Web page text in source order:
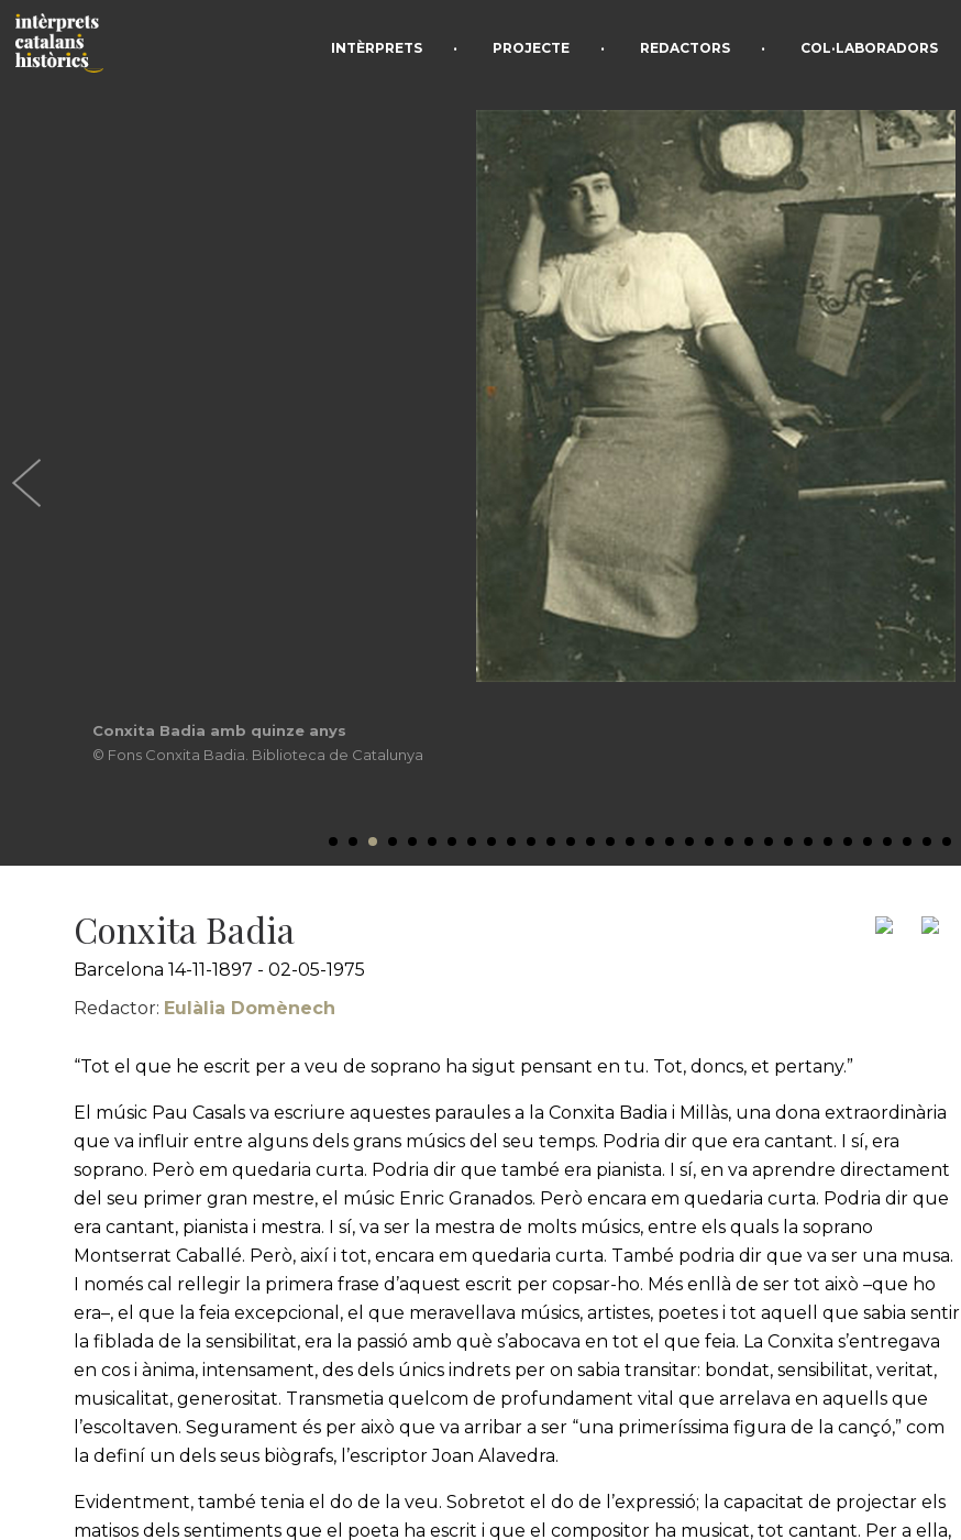
INTÈRPRETS • PROJECTE • REDACTORS • COL·LABORADORS
Conxita Badia amb disset anys
© Fons Conxita Badia. Biblioteca de Catalunya
Conxita Badia
Barcelona 14-11-1897 - 02-05-1975
Redactor: Eulàlia Domènech
“Tot el que he escrit per a veu de soprano ha sigut pensant en tu. Tot, doncs, et pertany.”
El músic Pau Casals va escriure aquestes paraules a la Conxita Badia i Millàs, una dona extraordinària
que va influir entre alguns dels grans músics del seu temps. Podria dir que era cantant. I sí, era
soprano. Però em quedaria curta. Podria dir que també era pianista. I sí, en va aprendre directament
del seu primer gran mestre, el músic Enric Granados. Però encara em quedaria curta. Podria dir que
era cantant, pianista i mestra. I sí, va ser la mestra de molts músics, entre els quals la soprano
Montserrat Caballé. Però, així i tot, encara em quedaria curta. També podria dir que va ser una musa.
I només cal rellegir la primera frase d’aquest escrit per copsar-ho. Més enllà de ser tot això –que ho
era–, el que la feia excepcional, el que meravellava músics, artistes, poetes i tot aquell que sabia sentir
la fiblada de la sensibilitat, era la passió amb què s’abocava en tot el que feia. La Conxita s’entregava
en cos i ànima, intensament, des dels únics indrets per on sabia transitar: bondat, sensibilitat, veritat,
musicalitat, generositat. Transmetia quelcom de profundament vital que arrelava en aquells que
l’escoltaven. Segurament és per això que va arribar a ser “una primeríssima figura de la cançó,” com
la definí un dels seus biògrafs, l’escriptor Joan Alavedra.
Evidentment, també tenia el do de la veu. Sobretot el do de l’expressió; la capacitat de projectar els
matisos dels sentiments que el poeta ha escrit i que el compositor ha musicat, tot cantant. Per a ella,